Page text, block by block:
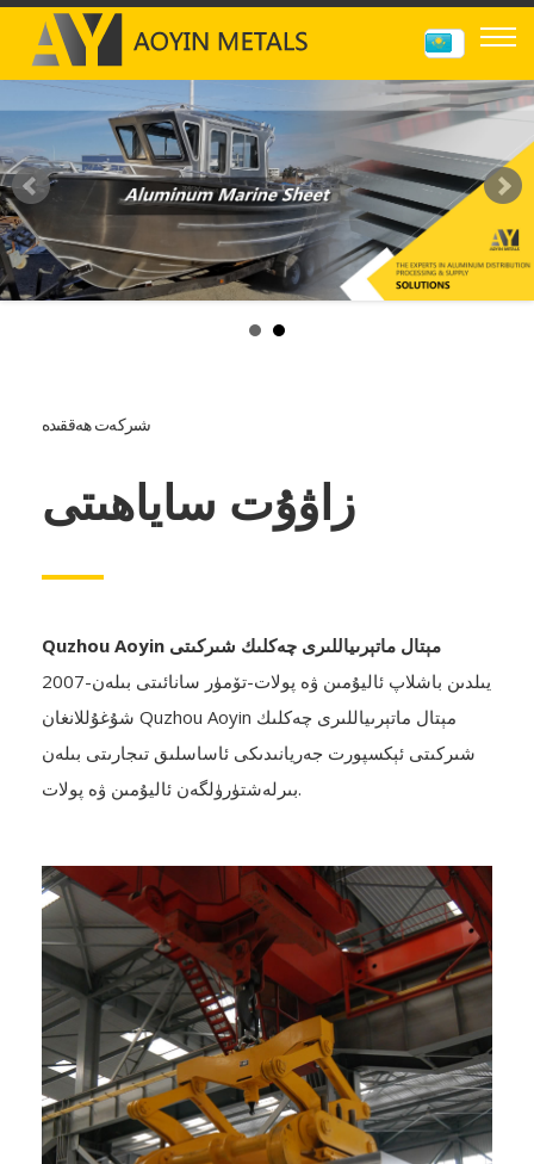
شىركەت ھەققىدە
زاۋۇت ساياھىتى
Quzhou Aoyin مېتال ماتېرىياللىرى چەكلىك شىركىتى
2007-يىلدىن باشلاپ ئاليۇمىن ۋە پولات-تۆمۈر سانائىتى بىلەن
شۇغۇللانغان Quzhou Aoyin مېتال ماتېرىياللىرى چەكلىك
شىركىتى ئېكسپورت جەريانىدىكى ئاساسلىق تىجارىتى بىلەن
بىرلەشتۈرۈلگەن ئاليۇمىن ۋە پولات.